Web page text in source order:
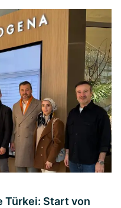
Türkei: Start von